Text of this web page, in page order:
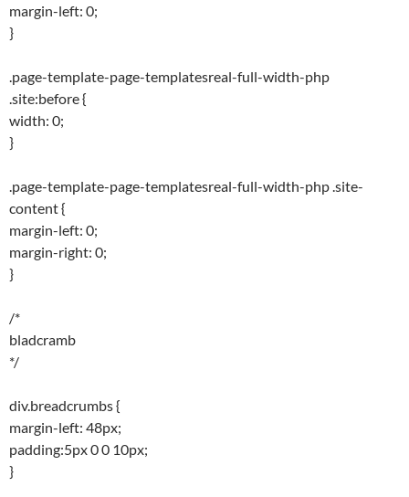
margin-left: 0;
}
.page-template-page-templatesreal-full-width-php
.site:before {
width: 0;
}
.page-template-page-templatesreal-full-width-php .site-
content {
margin-left: 0;
margin-right: 0;
}
/*
bladcramb
*/
div.breadcrumbs {
margin-left: 48px;
padding:5px 0 0 10px;
}